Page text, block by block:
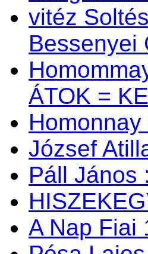
vitéz
Bessenyei
ÁTOK =
József
Páll János
A Nap Fiai